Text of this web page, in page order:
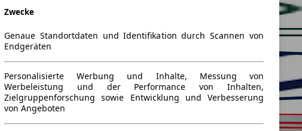
Zwecke
Genaue Standortdaten und Identifikation durch Scannen von
Endgeräten
Personalisierte Werbung und Inhalte, Messung von
Werbeleistung und der Performance von Inhalten,
Zielgruppenforschung sowie Entwicklung und Verbesserung
von Angeboten